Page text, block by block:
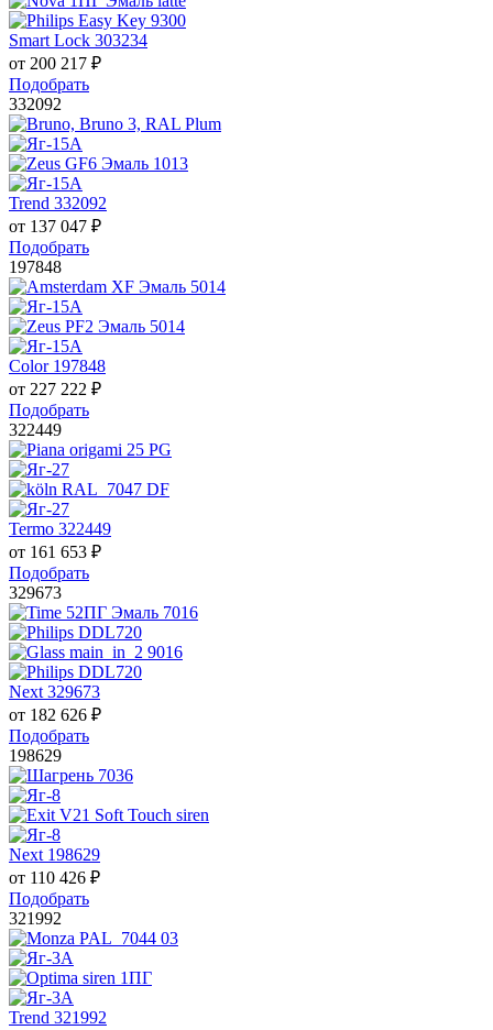
Smart Lock 303234
от 200 217 ₽
Подобрать
332092
Trend 332092
от 137 047 ₽
Подобрать
197848
Color 197848
от 227 222 ₽
Подобрать
322449
Termo 322449
от 161 653 ₽
Подобрать
329673
Next 329673
от 182 626 ₽
Подобрать
198629
Next 198629
от 110 426 ₽
Подобрать
321992
Trend 321992